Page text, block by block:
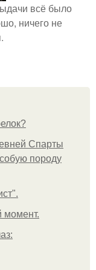
всё было
ничего не
Спарты
породу
момент.